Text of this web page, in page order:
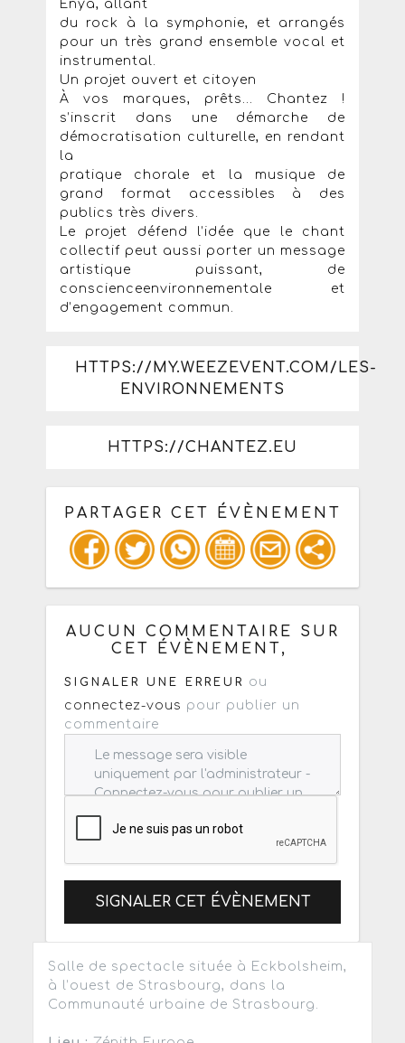
Enya, allant
du rock à la symphonie, et arrangés
pour un très grand ensemble vocal et
instrumental.
Un projet ouvert et citoyen
À vos marques, prêts... Chantez !
s’inscrit dans une démarche de
démocratisation culturelle, en rendant
la
pratique chorale et la musique de
grand format accessibles à des
publics très divers.
Le projet défend l’idée que le chant
collectif peut aussi porter un message
artistique puissant, de
conscienceenvironnementale et
d’engagement commun.
HTTPS://MY.WEEZEVENT.COM/LES-
ENVIRONNEMENTS
HTTPS://CHANTEZ.EU
PARTAGER CET ÉVÈNEMENT
Copiez les infos ci-dessous pour un
: mail / forum / réseau social
AUCUN COMMENTAIRE SUR
CET ÉVÈNEMENT,
SIGNALER UNE ERREUR
ou
connectez-vous pour publier un
commentaire
SIGNALER CET ÉVÈNEMENT
Salle de spectacle située à Eckbolsheim,
à l’ouest de Strasbourg, dans la
Communauté urbaine de Strasbourg.